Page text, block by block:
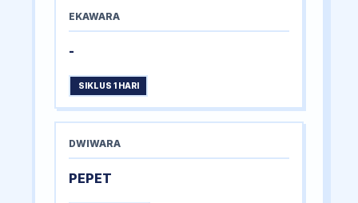
EKAWARA
-
SIKLUS 1 HARI
DWIWARA
PEPET